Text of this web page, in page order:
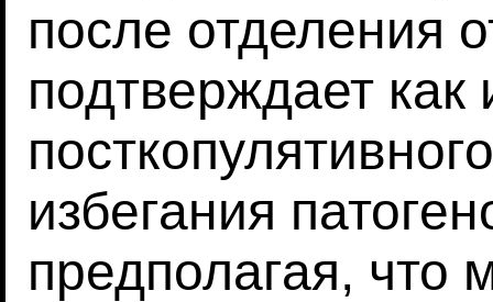
после отделения
подтверждает
избегания
предполагая, что